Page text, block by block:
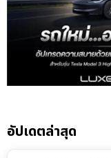
อัปเดตล่าสุด